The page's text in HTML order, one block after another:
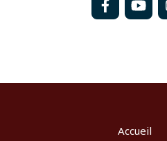
Accueil